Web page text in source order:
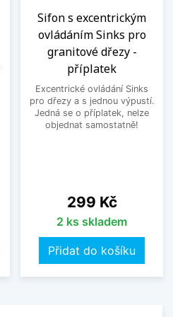
Sifon s excentrickým
ovládáním Sinks pro
granitové dřezy -
příplatek
Excentrické ovládání Sinks
pro dřezy a s jednou výpustí.
Jedná se o příplatek, nelze
objednat samostatně!
Cena
299 Kč
2 ks skladem
Přidat do košíku